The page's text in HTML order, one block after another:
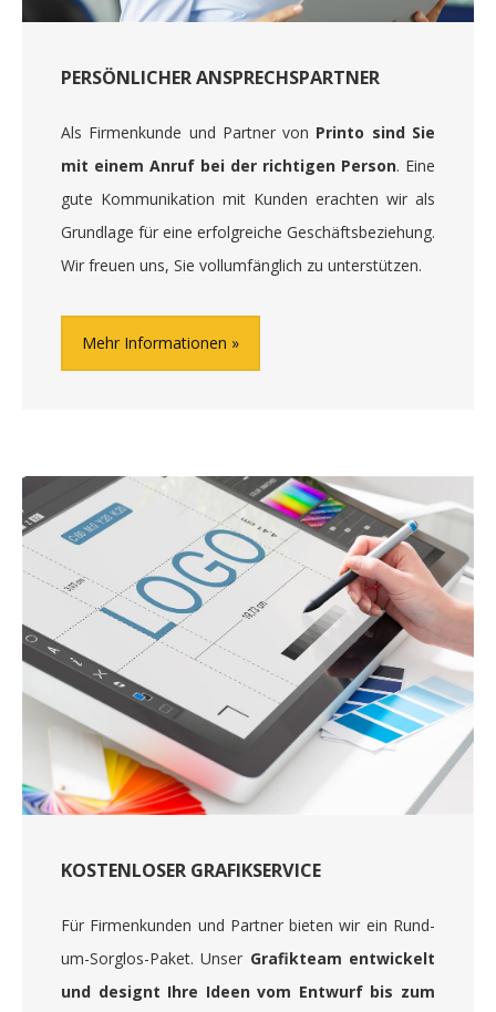
PERSÖNLICHER ANSPRECHSPARTNER
Als Firmenkunde und Partner von Printo sind Sie
mit einem Anruf bei der richtigen Person. Eine
gute Kommunikation mit Kunden erachten wir als
Grundlage für eine erfolgreiche Geschäftsbeziehung.
Wir freuen uns, Sie vollumfänglich zu unterstützen.
Mehr Informationen
KOSTENLOSER GRAFIKSERVICE
Für Firmenkunden und Partner bieten wir ein Rund-
um-Sorglos-Paket. Unser Grafikteam entwickelt
und designt Ihre Ideen vom Entwurf bis zum